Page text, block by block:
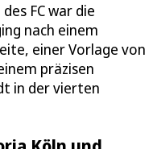
FC war die
nach einem
einer Vorlage von
präzisen
in der vierten